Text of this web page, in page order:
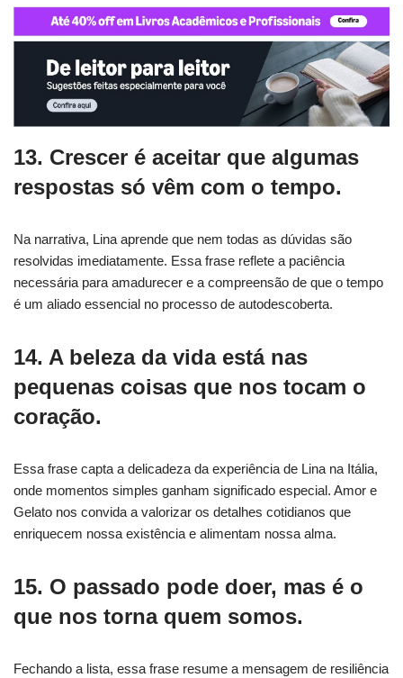
13. Crescer é aceitar que algumas
respostas só vêm com o tempo.
Na narrativa, Lina aprende que nem todas as dúvidas são
resolvidas imediatamente. Essa frase reflete a paciência
necessária para amadurecer e a compreensão de que o tempo
é um aliado essencial no processo de autodescoberta.
14. A beleza da vida está nas
pequenas coisas que nos tocam o
coração.
Essa frase capta a delicadeza da experiência de Lina na Itália,
onde momentos simples ganham significado especial. Amor e
Gelato nos convida a valorizar os detalhes cotidianos que
enriquecem nossa existência e alimentam nossa alma.
15. O passado pode doer, mas é o
que nos torna quem somos.
Fechando a lista, essa frase resume a mensagem de resiliência